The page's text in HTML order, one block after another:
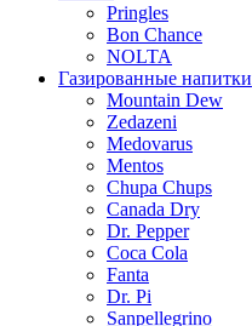
Pringles
Bon Chance
NOLTA
Газированные напитки
Mountain Dew
Zedazeni
Medovarus
Mentos
Chupa Chups
Canada Dry
Dr. Pepper
Coca Cola
Fanta
Dr. Pi
Sanpellegrino